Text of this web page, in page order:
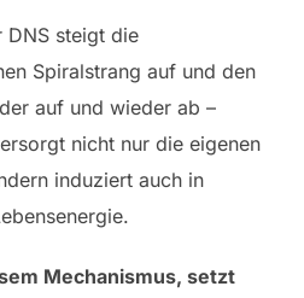
DNS steigt die
Spiralstrang auf und den
auf und wieder ab –
nicht nur die eigenen
induziert auch in
Mechanismus, setzt